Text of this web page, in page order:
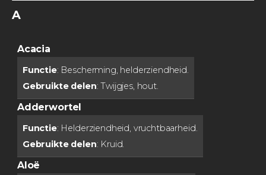
A
Acacia
Functie: Bescherming, helderziendheid.
Gebruikte delen: Twijgjes, hout.
Adderwortel
Functie: Helderziendheid, vruchtbaarheid.
Gebruikte delen: Kruid.
Aloë